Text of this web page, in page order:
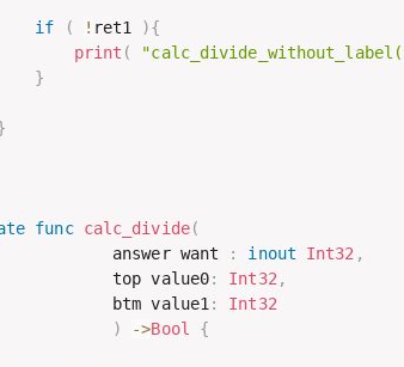
if ( ! ret1 ){
print (
}
func calc_divide(
answer want
: inout Int32 ,
top value0
: Int32 ,
btm value1
:
Int32
)
->Bool {